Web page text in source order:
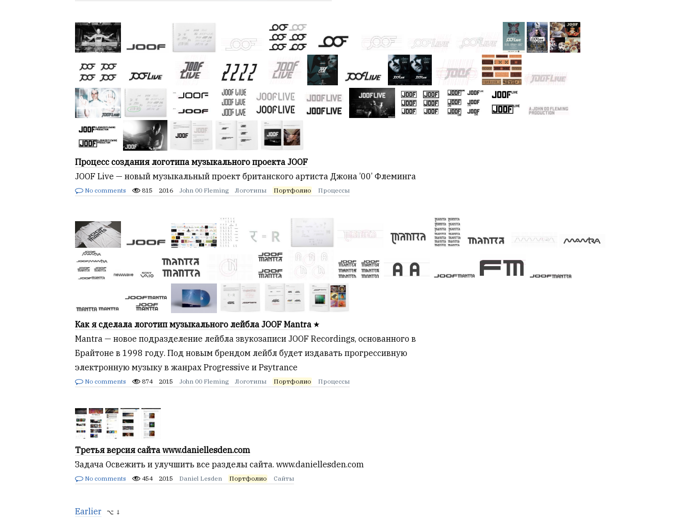
Процесс создания логотипа музыкального проекта JOOF
JOOF Live — новый музыкальный проект британского артиста Джона ’00’ Флеминга
No comments 815 2016 John 00 Fleming Логотипы Портфолио Процессы
Как я сделала логотип музыкального лейбла JOOF Mantra
Mantra — новое подразделение лейбла звукозаписи JOOF Recordings, основанного в
Брайтоне в 1998 году. Под новым брендом лейбл будет издавать прогрессивную
электронную музыку в жанрах Progressive и Psytrance
No comments 874 2015 John 00 Fleming Логотипы Портфолио Процессы
Третья версия сайта www.daniellesden.com
Задача Освежить и улучшить все разделы сайта. www.daniellesden.com
No comments 454 2015 Daniel Lesden Портфолио Сайты
Earlier ⌥ ↓